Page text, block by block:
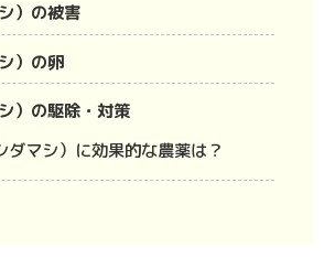
）の被害
）の卵
）の駆除・対策
マシ）に効果的な農薬は？